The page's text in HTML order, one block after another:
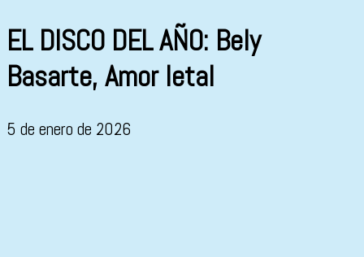
EL DISCO DEL AÑO: Bely
Basarte, Amor letal
5 de enero de 2026